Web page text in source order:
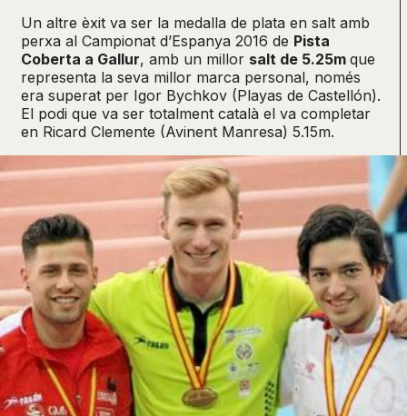
Un altre èxit va ser la medalla de plata en salt amb
perxa al Campionat d’Espanya 2016 de Pista
Coberta a Gallur, amb un millor salt de 5.25m que
representa la seva millor marca personal, només
era superat per Igor Bychkov (Playas de Castellón).
El podi que va ser totalment català el va completar
en Ricard Clemente (Avinent Manresa) 5.15m.